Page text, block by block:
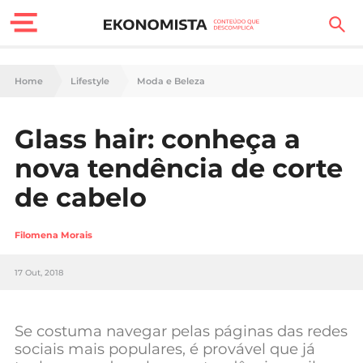
Finanças Pessoais
Carreira
Casa
Lifestyle
Sociedade
Negócios
Home Lifestyle Moda e Beleza
Glass hair: conheça a
nova tendência de corte
de cabelo
Filomena Morais
17 Out, 2018
Se costuma navegar pelas páginas das redes
sociais mais populares, é provável que já